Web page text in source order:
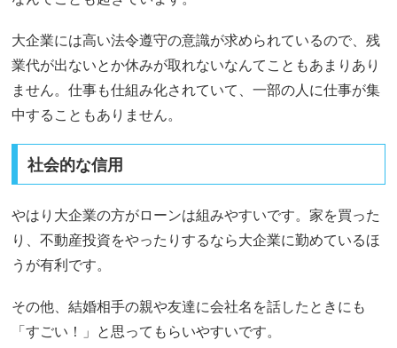
大企業には高い法令遵守の意識が求められているので、残
業代が出ないとか休みが取れないなんてこともあまりあり
ません。仕事も仕組み化されていて、一部の人に仕事が集
中することもありません。
社会的な信用
やはり大企業の方がローンは組みやすいです。家を買った
り、不動産投資をやったりするなら大企業に勤めているほ
うが有利です。
その他、結婚相手の親や友達に会社名を話したときにも
「すごい！」と思ってもらいやすいです。